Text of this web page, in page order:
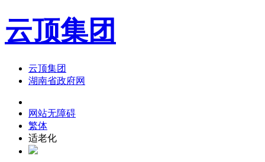
云顶集团
云顶集团
湖南省政府网
网站无障碍
繁体
适老化